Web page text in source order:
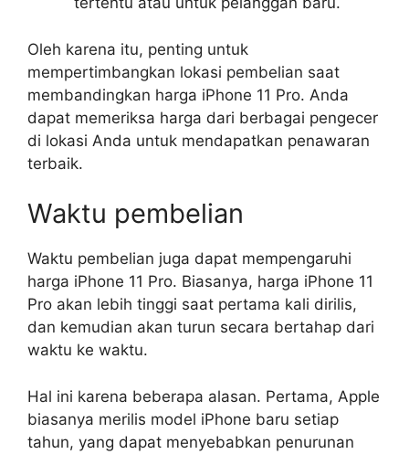
Oleh karena itu, penting untuk
mempertimbangkan lokasi pembelian saat
membandingkan harga iPhone 11 Pro. Anda
dapat memeriksa harga dari berbagai pengecer
di lokasi Anda untuk mendapatkan penawaran
terbaik.
Waktu pembelian
Waktu pembelian juga dapat mempengaruhi
harga iPhone 11 Pro. Biasanya, harga iPhone 11
Pro akan lebih tinggi saat pertama kali dirilis,
dan kemudian akan turun secara bertahap dari
waktu ke waktu.
Hal ini karena beberapa alasan. Pertama, Apple
biasanya merilis model iPhone baru setiap
tahun, yang dapat menyebabkan penurunan